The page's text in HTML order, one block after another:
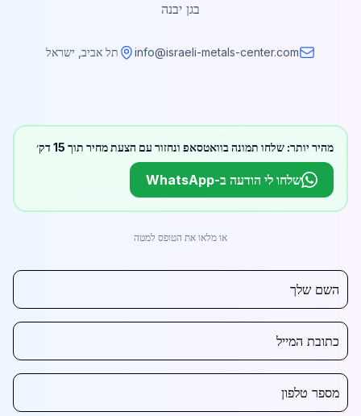
בגן יבנה
info@israeli-metals-center.com תל אביב, ישראל
מהיר יותר: שלחו תמונה בוואטסאפ ונחזור עם הצעת מחיר תוך 15 דק׳
שלחו לי הודעה ב-WhatsApp
או מלאו את הטופס למטה